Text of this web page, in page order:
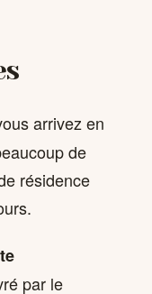
arrivez en
de
résidence
par le